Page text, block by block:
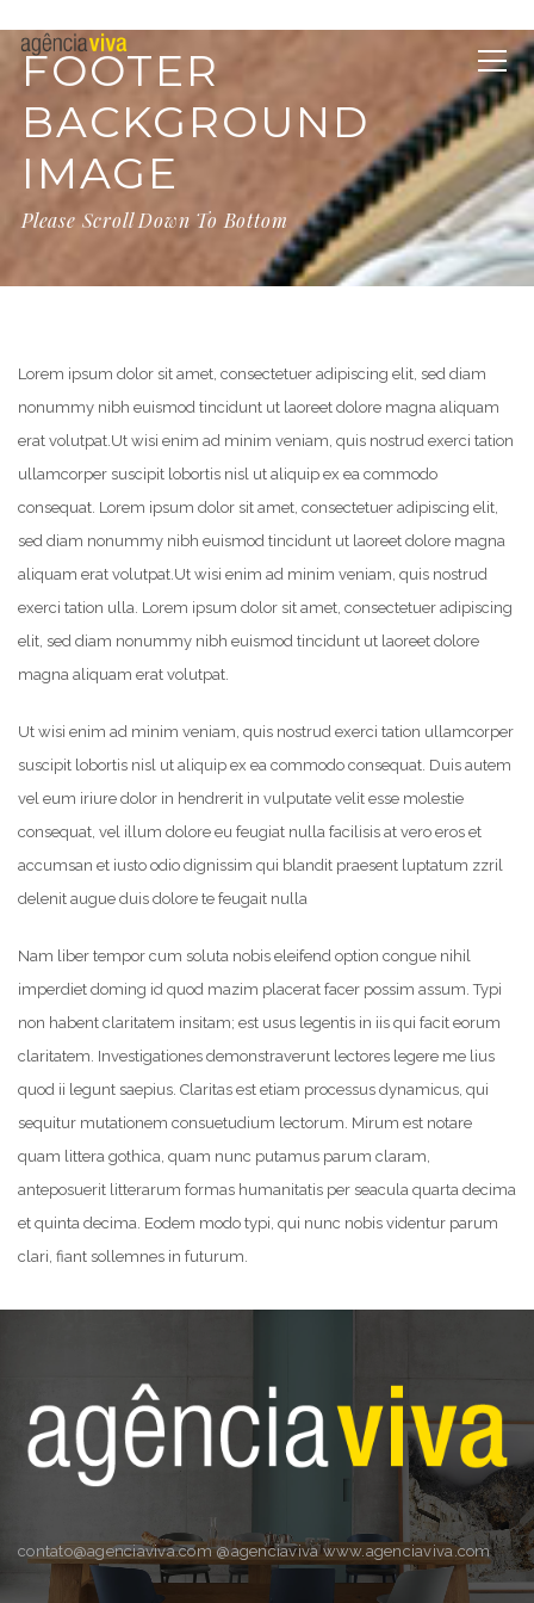
FOOTER
BACKGROUND
IMAGE
Please Scroll Down To Bottom
Lorem ipsum dolor sit amet, consectetuer adipiscing elit, sed diam
nonummy nibh euismod tincidunt ut laoreet dolore magna aliquam
erat volutpat.Ut wisi enim ad minim veniam, quis nostrud exerci tation
ullamcorper suscipit lobortis nisl ut aliquip ex ea commodo
consequat. Lorem ipsum dolor sit amet, consectetuer adipiscing elit,
sed diam nonummy nibh euismod tincidunt ut laoreet dolore magna
aliquam erat volutpat.Ut wisi enim ad minim veniam, quis nostrud
exerci tation ulla. Lorem ipsum dolor sit amet, consectetuer adipiscing
elit, sed diam nonummy nibh euismod tincidunt ut laoreet dolore
magna aliquam erat volutpat.
Ut wisi enim ad minim veniam, quis nostrud exerci tation ullamcorper
suscipit lobortis nisl ut aliquip ex ea commodo consequat. Duis autem
vel eum iriure dolor in hendrerit in vulputate velit esse molestie
consequat, vel illum dolore eu feugiat nulla facilisis at vero eros et
accumsan et iusto odio dignissim qui blandit praesent luptatum zzril
delenit augue duis dolore te feugait nulla
Nam liber tempor cum soluta nobis eleifend option congue nihil
imperdiet doming id quod mazim placerat facer possim assum. Typi
non habent claritatem insitam; est usus legentis in iis qui facit eorum
claritatem. Investigationes demonstraverunt lectores legere me lius
quod ii legunt saepius. Claritas est etiam processus dynamicus, qui
sequitur mutationem consuetudium lectorum. Mirum est notare
quam littera gothica, quam nunc putamus parum claram,
anteposuerit litterarum formas humanitatis per seacula quarta decima
et quinta decima. Eodem modo typi, qui nunc nobis videntur parum
clari, fiant sollemnes in futurum.
contato@agenciaviva.com @agenciaviva www.agenciaviva.com